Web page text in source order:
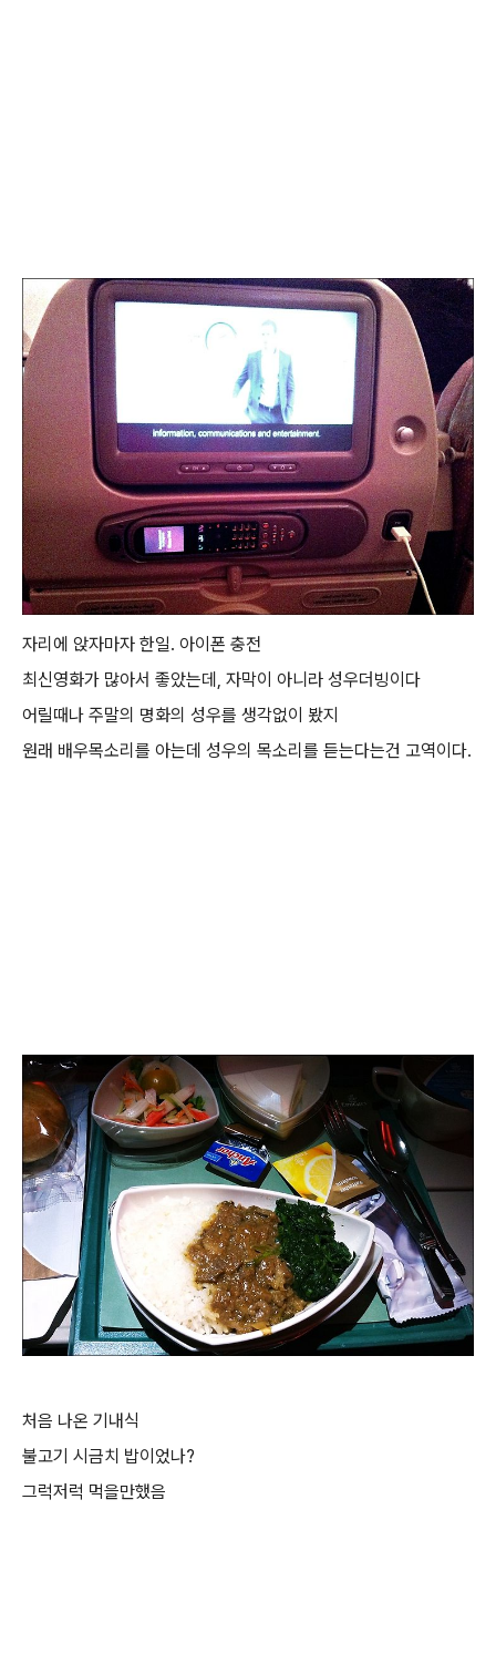
자리에 앉자마자 한일. 아이폰 충전
최신영화가 많아서 좋았는데, 자막이 아니라 성우더빙이다
어릴때나 주말의 명화의 성우를 생각없이 봤지
원래 배우목소리를 아는데 성우의 목소리를 듣는다는건 고역이다.
처음 나온 기내식
불고기 시금치 밥이었나?
그럭저럭 먹을만했음